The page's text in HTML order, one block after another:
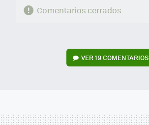
Comentarios cerrados
VER19 COMENTARIOS